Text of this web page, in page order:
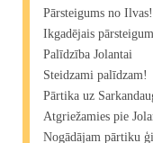
Pārsteigums no Ilvas!
Ikgadējais
Palīdzība Jolantai
Steidzami palīdzam!
Pārtika uz
Atgriežamies pie
Nogādājam pārtiku